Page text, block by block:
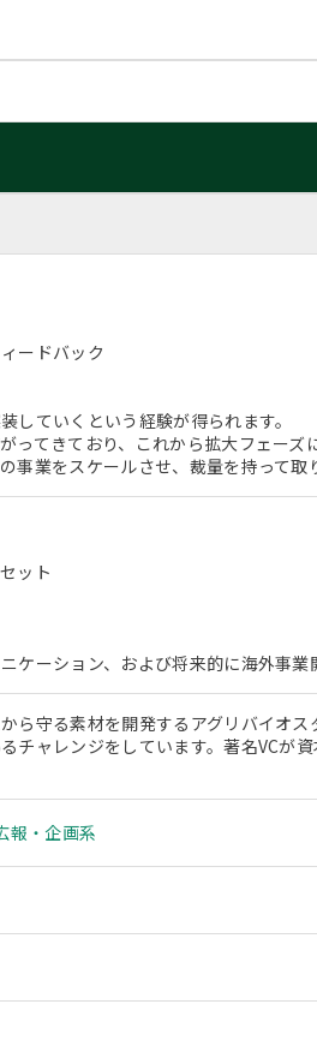
ードバック
していくという経験が得られます。
ってきており、これから拡大フェーズ
事業をスケールさせ、裁量を持って取
ット
ケーション、および将来的に海外事業
ら守る素材を開発するアグリバイオ
チャレンジをしています。著名VCが
報・企画系